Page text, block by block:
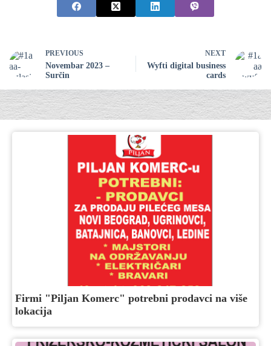
PREVIOUS
Novembar 2023 –
Surčin
NEXT
Wyfti digital business
cards
Firmi "Piljan Komerc" potrebni prodavci na više
lokacija